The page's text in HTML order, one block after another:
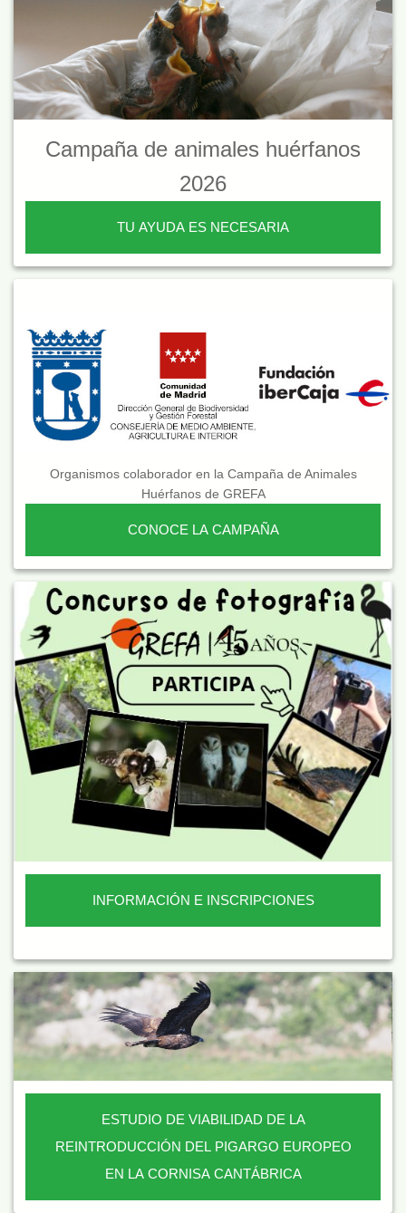
Campaña de animales huérfanos
2026
TU AYUDA ES NECESARIA
Organismos colaborador en la Campaña de Animales
Huérfanos de GREFA
CONOCE LA CAMPAÑA
INFORMACIÓN E INSCRIPCIONES
ESTUDIO DE VIABILIDAD DE LA
REINTRODUCCIÓN DEL PIGARGO EUROPEO
EN LA CORNISA CANTÁBRICA